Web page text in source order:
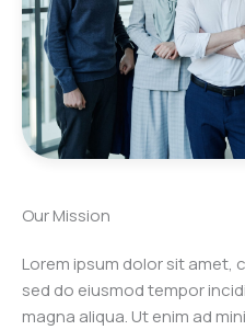
Our Mission
Lorem ipsum dolor sit amet,
sed do eiusmod tempor
magna aliqua. Ut enim ad